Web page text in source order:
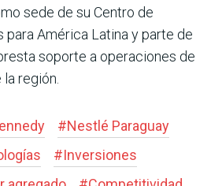
sede de su Centro de
América Latina y parte de
soporte a operaciones de
región.
#Nestlé Paraguay
#Inversiones